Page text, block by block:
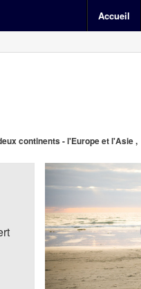
Accueil
continents - l'Europe et l'Asie ,